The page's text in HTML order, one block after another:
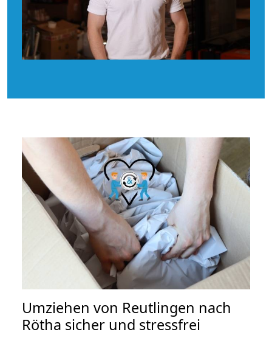
Umziehen von Reutlingen nach
Rötha sicher und stressfrei